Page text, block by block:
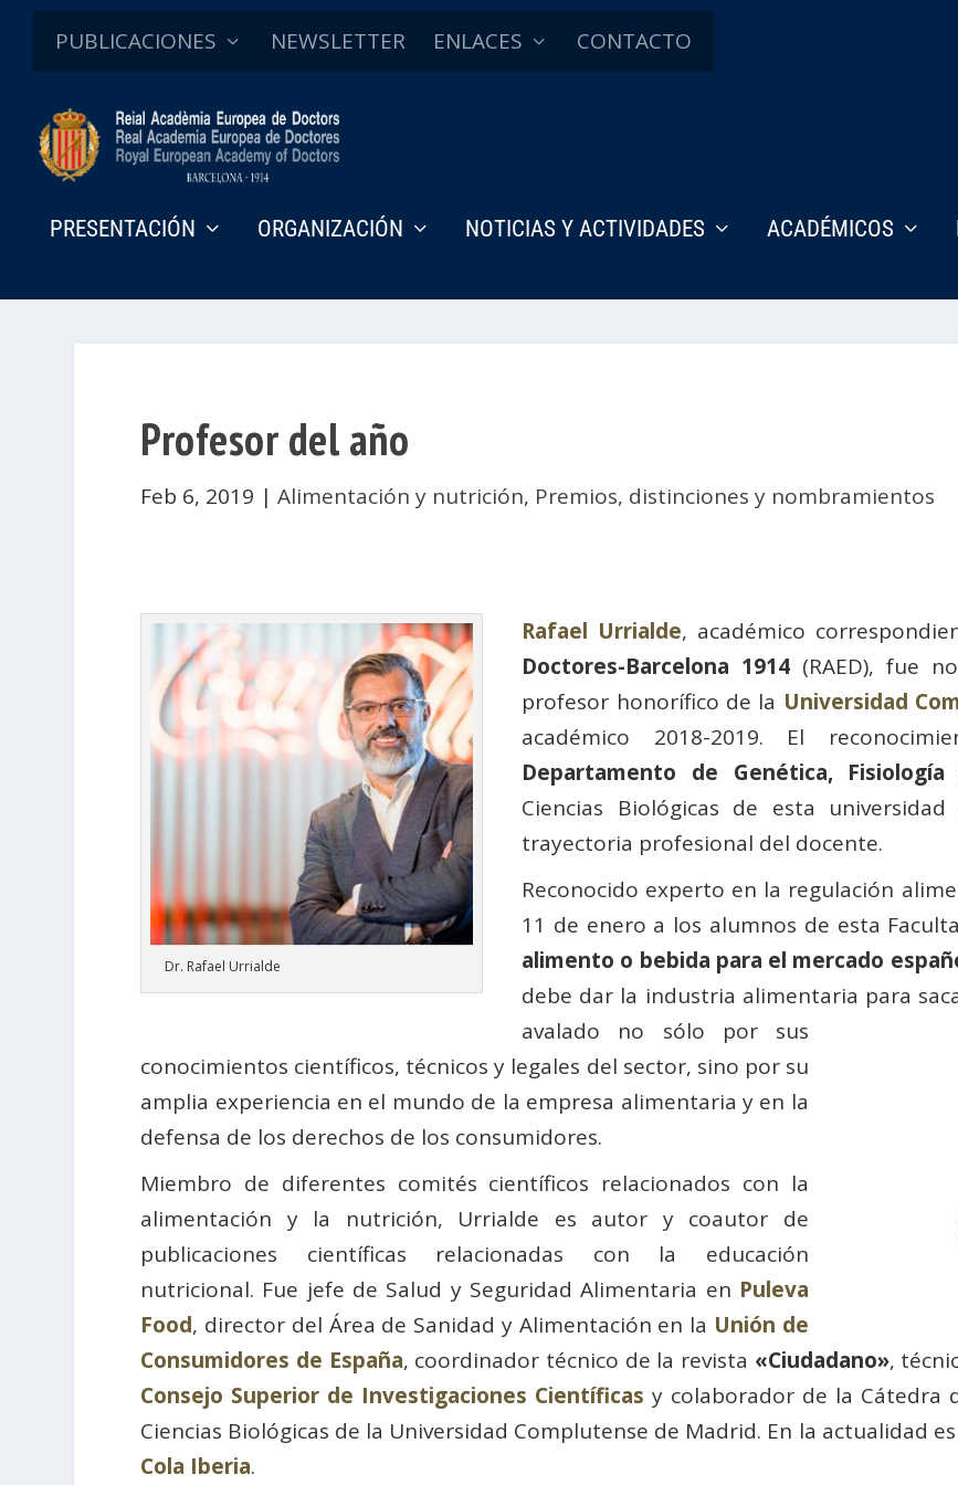
PUBLICACIONES NEWSLETTER ENLACES CONTACTO
PRESENTACIÓN ORGANIZACIÓN NOTICIAS Y ACTIVIDADES ACADÉMICOS
Profesor del año
Feb 6, 2019 |Alimentación y nutrición, Premios, distinciones y nombramientos
Dr. Rafael Urrialde
Rafael Urrialde, académico
Doctores-Barcelona 1914 (RAED), fue
profesor honorífico de la Universidad
académico 2018-2019. El
Departamento de Genética,
Ciencias Biológicas de esta
trayectoria profesional del docente.
Reconocido experto en la regulación
11 de enero a los alumnos de esta
alimento o bebida para el mercado
debe dar la industria alimentaria para
avalado no sólo por sus
conocimientos científicos, técnicos y legales del sector, sino por su
amplia experiencia en el mundo de la empresa alimentaria y en la
defensa de los derechos de los consumidores.
Miembro de diferentes comités científicos relacionados con la
alimentación y la nutrición, Urrialde es autor y coautor de
publicaciones científicas relacionadas con la educación
nutricional. Fue jefe de Salud y Seguridad Alimentaria en Puleva
Food, director del Área de Sanidad y Alimentación en la Unión de
Consumidores de España, coordinador técnico de la revista «Ciudadano»,
Consejo Superior de Investigaciones Científicas y colaborador de la Cátedra
Ciencias Biológicas de la Universidad Complutense de Madrid. En la actualidad
Cola Iberia.